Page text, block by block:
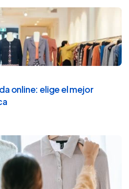
online: elige el mejor